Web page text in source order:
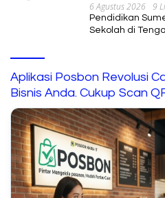
6 Agustus 2026 9
Pendidikan
Sekolah di
Aplikasi Posbon Revolusi
Bisnis Anda. Cukup Scan